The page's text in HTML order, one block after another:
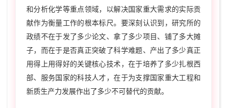
和分析化学等重点领域，以解决国家重大需求的实际贡
献作为衡量工作的根本标尺。要深刻认识到，研究所的
政绩不在于发了多少论文、拿了多少项目、铺了多大摊
子，而在于是否真正突破了科学难题、产出了多少真正
用得上用得好的关键核心技术，在于培养了多少扎根西
部、服务国家的科技人才，在于为支撑国家重大工程和
新质生产力发展作出了多少不可替代的贡献。